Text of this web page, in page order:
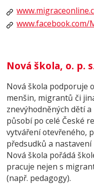
www.facebook.com/
Nová škola, o. p.
Nová škola podporuje
menšin, migrantů či
znevýhodněných dětí a
působí po celé České
vytváření otevřeného,
předsudků a
Nová škola pořádá
pracuje nejen s
(např. pedagogy).